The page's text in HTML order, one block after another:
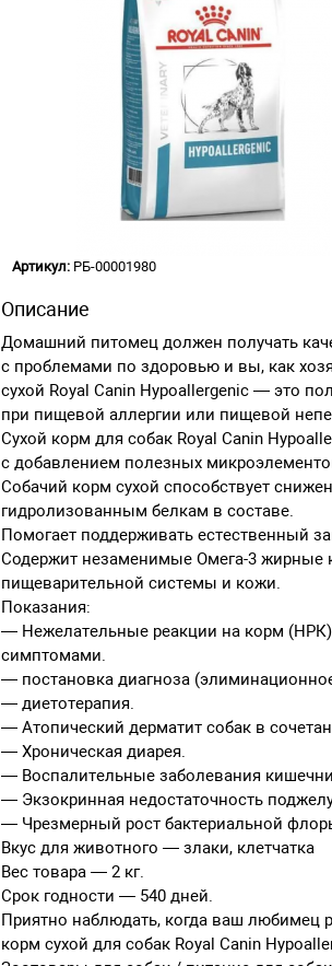
Артикул:РБ-00001980
Описание
Домашний питомец должен получать
с проблемами по здоровью и вы, как
сухой Royal Canin Hypoallergenic — это
при пищевой аллергии или пищевой
Сухой корм для собак Royal Canin
с добавлением полезных
Собачий корм сухой способствует
гидролизованным белкам в составе.
Помогает поддерживать естественный
Содержит незаменимые Омега-3 жирные
пищеварительной системы и кожи.
Показания:
— Нежелательные реакции на корм (НРК)
симптомами.
— постановка диагноза
— диетотерапия.
— Атопический дерматит собак в
— Хроническая диарея.
— Воспалительные заболевания
— Экзокринная недостаточность
— Чрезмерный рост бактериальной
Вкус для животного — злаки, клетчатка
Вес товара — 2 кг.
Срок годности — 540 дней.
Приятно наблюдать, когда ваш любимец
корм сухой для собак Royal Canin